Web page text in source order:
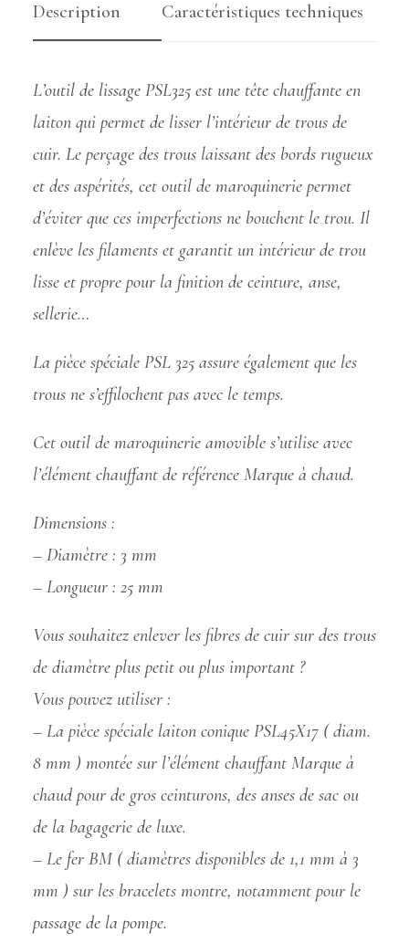
Description Caractéristiques techniques
L’outil de lissage PSL325 est une tête chauffante en
laiton qui permet de lisser l’intérieur de trous de
cuir. Le perçage des trous laissant des bords rugueux
et des aspérités, cet outil de maroquinerie permet
d’éviter que ces imperfections ne bouchent le trou. Il
enlève les filaments et garantit un intérieur de trou
lisse et propre pour la finition de ceinture, anse,
sellerie…
La pièce spéciale PSL 325 assure également que les
trous ne s’effilochent pas avec le temps.
Cet outil de maroquinerie amovible s’utilise avec
l’élément chauffant de référence Marque à chaud.
Dimensions :
– Diamètre : 3 mm
– Longueur : 25 mm
Vous souhaitez enlever les fibres de cuir sur des trous
de diamètre plus petit ou plus important ?
Vous pouvez utiliser :
– La pièce spéciale laiton conique PSL45X17 ( diam.
8 mm ) montée sur l’élément chauffant Marque à
chaud pour de gros ceinturons, des anses de sac ou
de la bagagerie de luxe.
– Le fer BM ( diamètres disponibles de 1,1 mm à 3
mm ) sur les bracelets montre, notamment pour le
passage de la pompe.